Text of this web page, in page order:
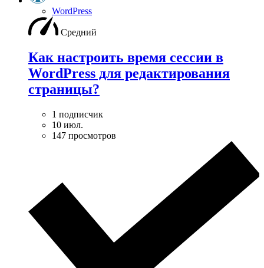
WordPress
Средний
Как настроить время сессии в
WordPress для редактирования
страницы?
1 подписчик
10 июл.
147 просмотров